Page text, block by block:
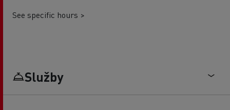
See specific hours >
Služby